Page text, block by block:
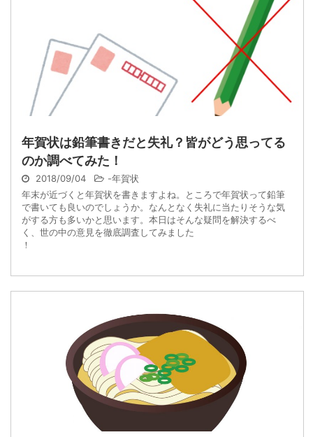
年賀状は鉛筆書きだと失礼？皆がどう思ってる
のか調べてみた！
2018/09/04 -年賀状
年末が近づくと年賀状を書きますよね。ところで年賀状って鉛筆
で書いても良いのでしょうか。なんとなく失礼に当たりそうな気
がする方も多いかと思います。本日はそんな疑問を解決するべ
く、世の中の意見を徹底調査してみました
！